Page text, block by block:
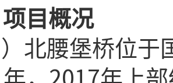
项目概况
）北腰堡桥位于